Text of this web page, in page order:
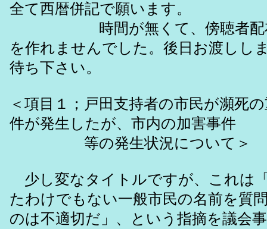
全て西暦併記で願います。
時間が無くて、傍聴者配布
を作れませんでした。後日お渡しし
待ち下さい。
＜項目１；戸田支持者の市民が瀕死
件が発生したが、市内の加害事件
等の発生状況について＞
少し変なタイトルですが、これは
たわけでもない一般市民の名前を質
のは不適切だ」、という指摘を議会